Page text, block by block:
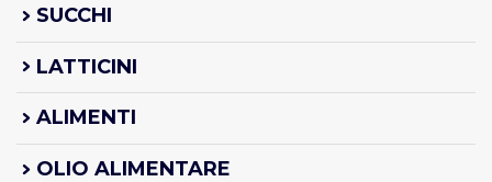
SUCCHI
LATTICINI
ALIMENTI
OLIO ALIMENTARE